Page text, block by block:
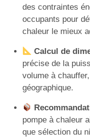
des contraintes
occupants pour
chaleur le mieux
Calcul de
précise de la
volume à
géographique.
pompe à chaleur
que sélection du